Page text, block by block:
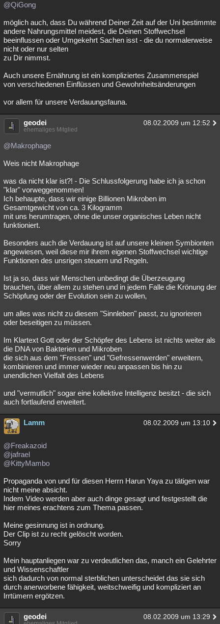
@QiGong
möglich auch, dass Du während Deiner Zeit auf der Uni bestimmte
andere Nahrungsmittel meidest, die Deinen Stoffwechsel
beeinflussen oder Umgekehrt Sachen isst - die du normalerweise
nicht oder nur selten
zu Dir nimmst.
Auch unsere Ernährung ist ein kompliziertes Zusammenspiel
von verschiedenen Einflüssen und Gewohnheitsänderungen
vor allem für unsere Verdauungsfauna.
geodei 08.02.2009 um 12:52
ehemaliges Mitglied
@Makrophage
Weis nicht Makrophage
was da nicht klar ist?! - Die Schlussfolgerung habe ich ja schon
"klar" vorweggenommen!
Ich behaupte, dass wir einige Billionen Mikroben im
Gesamtgewicht von ca. 3 Kilogramm
mit uns herumtragen, ohne die unser organisches Leben nicht
funktioniert.
Besonders auch die Verdauung ist auf unsere kleinen Symbionten
angewiesen, weil diese mir ihrem eigenen Stoffwechsel wichtige
Funktionen des unsrigen steuern und Regeln.
Ist ja so, dass wir Menschen unbedingt die Überzeugung
brauchen, über allem zu stehen und in jedem Falle die Krönung der
Schöpfung oder der Evolution sein zu wollen,
um alles was nicht zu diesem "Sinnleben" passt, zu ignorieren
oder beseitigen zu müssen.
Im Klartext Gott oder der Schöpfer des Lebens ist nichts weiter als
die DNA von Bakterien und Mikroben
die sich aus dem "Fressen" und "Gefressenwerden" erweitern,
kombinieren und immer wieder neu anpassen bis hin zu
unendlichen Vielfalt des Lebens
und "vermutlich" sogar eine kollektive Intelligenz besitzt - die sich
auch fortlaufend erweitert.
Lamm 08.02.2009 um 13:10
@Freakazoid
@jafrael
@KittyMambo
Propaganda von und für diesen Herrn Harun Yaya zu tätigen war
nicht meine absicht.
Indem Video werden aber auch dinge gesagt und festgestellt die
hier meines erachtens zum Thema passen.
Meine gesinnung ist in ordnung.
Der Clip ist zu recht gelöscht worden.
Sorry
Mein hauptanliegen war zu verdeutlichen das, manch ein Gelehrter
und Wissenschaftler
sich dadurch von normal sterblichen unterscheidet das sie sich
durch anerworbene fähigkeit, weitschweifig und kompliziert an
Irrtümern ergötzen.
geodei 08.02.2009 um 13:29